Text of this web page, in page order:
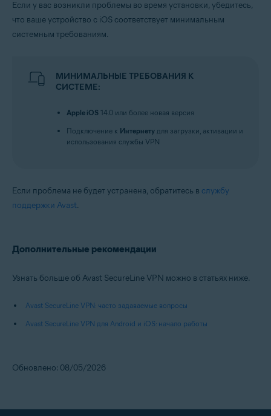
Если у вас возникли проблемы во время установки, убедитесь,
что ваше устройство с iOS соответствует минимальным
системным требованиям.
МИНИМАЛЬНЫЕ ТРЕБОВАНИЯ К
СИСТЕМЕ:
Apple iOS 14.0 или более новая версия
Подключение к Интернету для загрузки, активации и
использования службы VPN
Если проблема не будет устранена, обратитесь в службу
поддержки Avast.
Дополнительные рекомендации
Узнать больше об Avast SecureLine VPN можно в статьях ниже.
Avast SecureLine VPN: часто задаваемые вопросы
Avast SecureLine VPN для Android и iOS: начало работы
Обновлено: 08/05/2026